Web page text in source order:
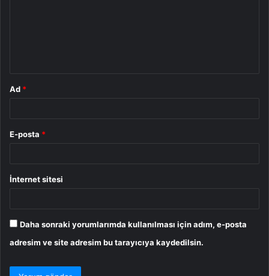
Ad *
E-posta *
İnternet sitesi
Daha sonraki yorumlarımda kullanılması için adım, e-posta
adresim ve site adresim bu tarayıcıya kaydedilsin.